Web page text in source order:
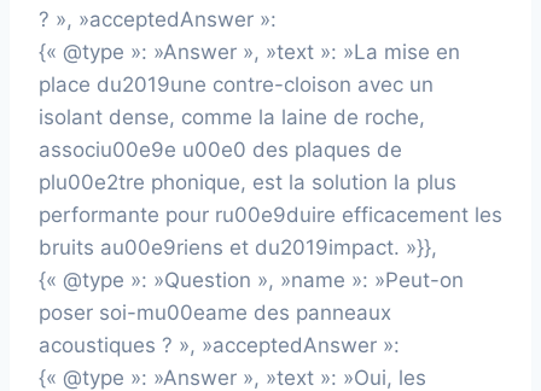
? », »acceptedAnswer »:
{« @type »: »Answer », »text »: »La mise en
place du2019une contre-cloison avec un
isolant dense, comme la laine de roche,
associu00e9e u00e0 des plaques de
plu00e2tre phonique, est la solution la plus
performante pour ru00e9duire efficacement les
bruits au00e9riens et du2019impact. »}},
{« @type »: »Question », »name »: »Peut-on
poser soi-mu00eame des panneaux
acoustiques ? », »acceptedAnswer »:
{« @type »: »Answer », »text »: »Oui, les